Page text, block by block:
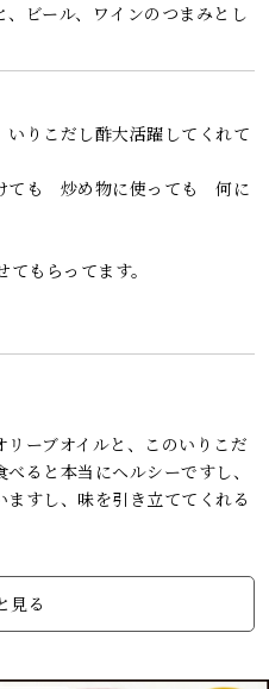
ビール、ワインのつまみとし
りこだし酢大活躍してくれて
ても 炒め物に使っても 何に
もらってます。
ーブオイルと、このいりこだ
ると本当にヘルシーですし、
すし、味を引き立ててくれる
見る